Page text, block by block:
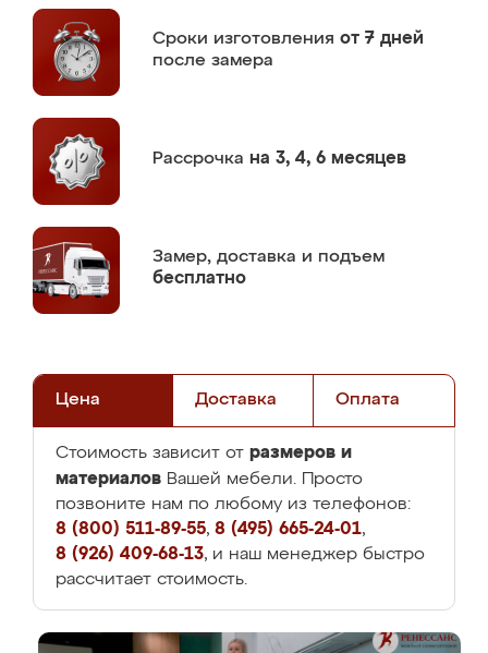
Сроки изготовления от 7 дней
после замера
Рассрочка на 3, 4, 6 месяцев
Замер, доставка и подъем
бесплатно
Цена Доставка Оплата
Стоимость зависит от размеров и
материалов Вашей мебели. Просто
позвоните нам по любому из телефонов:
8 (800) 511-89-55, 8 (495) 665-24-01,
8 (926) 409-68-13, и наш менеджер быстро
рассчитает стоимость.